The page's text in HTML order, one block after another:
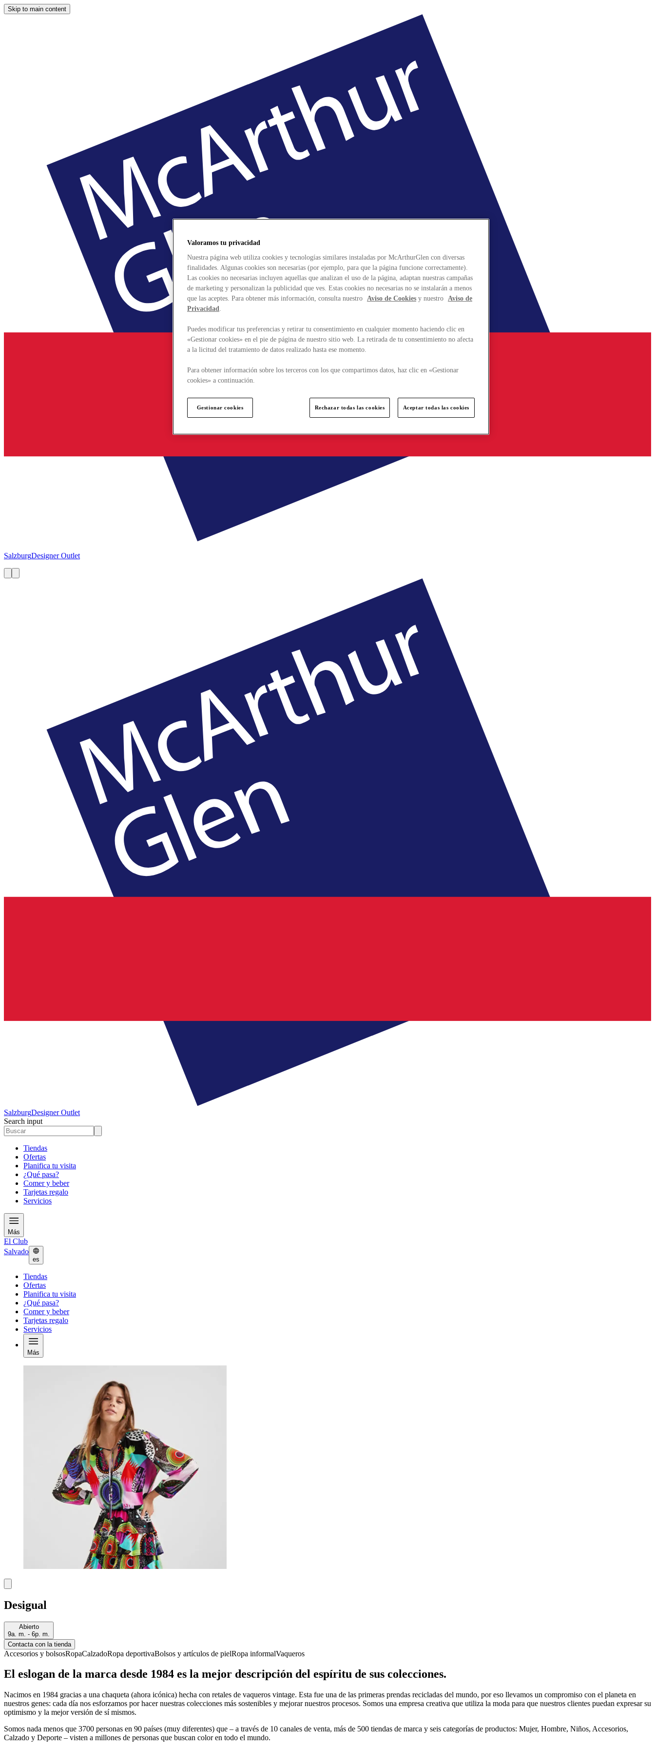
Skip to main content
SalzburgDesigner Outlet
SalzburgDesigner Outlet
Search input
Tiendas
Ofertas
Planifica tu visita
¿Qué pasa?
Comer y beber
Tarjetas regalo
Servicios
Más
El Club
Salvado
es
Tiendas
Ofertas
Planifica tu visita
¿Qué pasa?
Comer y beber
Tarjetas regalo
Servicios
Más
Desigual
Abierto
9a. m. - 6p. m.
Contacta con la tienda
Accesorios y bolsosRopaCalzadoRopa deportivaBolsos y artículos de pielRopa informalVaqueros
El eslogan de la marca desde 1984 es la mejor descripción del espíritu de sus colecciones.
Nacimos en 1984 gracias a una chaqueta (ahora icónica) hecha con retales de vaqueros vintage. Esta fue una de las primeras prendas recicladas del mundo, por eso llevamos un compromiso con el planeta en
nuestros genes: cada día nos esforzamos por hacer nuestras colecciones más sostenibles y mejorar nuestros procesos. Somos una empresa creativa que utiliza la moda para que nuestros clientes puedan expresar su
optimismo y la mejor versión de sí mismos.
Somos nada menos que 3700 personas en 90 países (muy diferentes) que – a través de 10 canales de venta, más de 500 tiendas de marca y seis categorías de productos: Mujer, Hombre, Niños, Accesorios,
Calzado y Deporte – visten a millones de personas que buscan color en todo el mundo.
Valoramos tu privacidad
Nuestra página web utiliza cookies y tecnologías similares instaladas por McArthurGlen con diversas
finalidades. Algunas cookies son necesarias (por ejemplo, para que la página funcione correctamente).
Las cookies no necesarias incluyen aquellas que analizan el uso de la página, adaptan nuestras campañas
de marketing y personalizan la publicidad que ves. Estas cookies no necesarias no se instalarán a menos
que las aceptes. Para obtener más información, consulta nuestro Aviso de Cookies y nuestro Aviso de
Privacidad.
Puedes modificar tus preferencias y retirar tu consentimiento en cualquier momento haciendo clic en
«Gestionar cookies» en el pie de página de nuestro sitio web. La retirada de tu consentimiento no afecta
a la licitud del tratamiento de datos realizado hasta ese momento.
Para obtener información sobre los terceros con los que compartimos datos, haz clic en «Gestionar
cookies» a continuación.
Gestionar cookies Rechazar todas las cookies Aceptar todas las cookies